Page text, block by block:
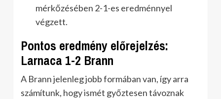
mérkőzésében 2-1-es eredménnyel
végzett.
Pontos eredmény előrejelzés:
Larnaca 1-2 Brann
A Brann jelenleg jobb formában van, így arra
számítunk, hogy ismét győztesen távoznak